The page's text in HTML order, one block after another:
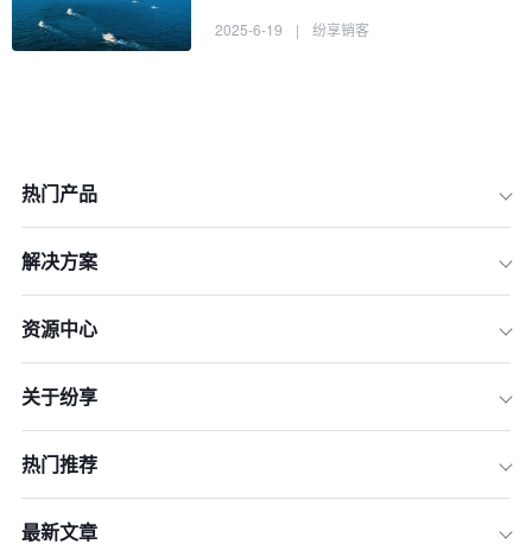
3.TMS系统在出海企业中的实际应用案
2025-6-19 | 纷享销客
热门产品
解决方案
资源中心
关于纷享
热门推荐
最新文章